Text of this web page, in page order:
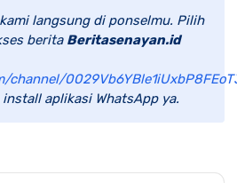
langsung di ponselmu. Pilih
berita Beritasenayan.id
aplikasi WhatsApp ya.